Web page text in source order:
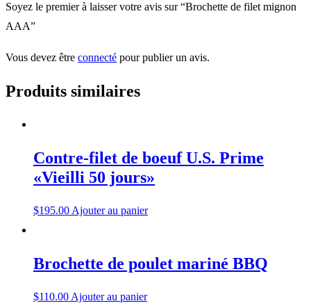
Soyez le premier à laisser votre avis sur “Brochette de filet mignon
AAA”
Vous devez être connecté pour publier un avis.
Produits similaires
Contre-filet de boeuf U.S. Prime
«Vieilli 50 jours»
$195.00 Ajouter au panier
Brochette de poulet mariné BBQ
$110.00 Ajouter au panier